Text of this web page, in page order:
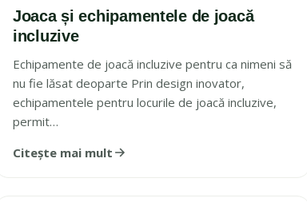
Joaca și echipamentele de joacă
incluzive
Echipamente de joacă incluzive pentru ca nimeni să
nu fie lăsat deoparte Prin design inovator,
echipamentele pentru locurile de joacă incluzive,
permit…
Citește mai mult